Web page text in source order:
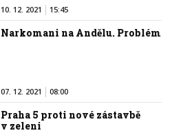
10. 12. 2021 15:45
Narkomani na Andělu. Problém
07. 12. 2021 08:00
Praha 5 proti nové zástavbě
v zeleni